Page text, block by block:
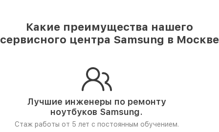
Какие преимущества нашего
сервисного центра Samsung в Москве
Лучшие инженеры по ремонту
ноутбуков Samsung.
Стаж работы от 5 лет с постоянным обучением.